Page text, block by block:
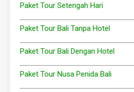
Paket Tour Setengah Hari
Paket Tour Bali Tanpa Hotel
Paket Tour Bali Dengan Hotel
Paket Tour Nusa Penida Bali